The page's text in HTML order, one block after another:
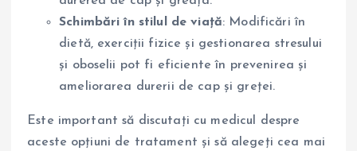
Schimbări în stilul de viață: Modificări în
dietă, exerciții fizice și gestionarea stresului
și oboselii pot fi eficiente în prevenirea și
ameliorarea durerii de cap și greței.
Este important să discutați cu medicul despre
aceste opțiuni de tratament și să alegeți cea mai